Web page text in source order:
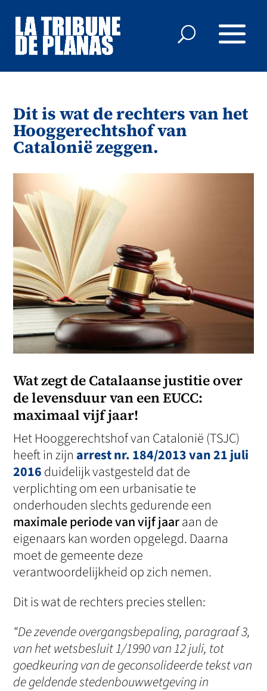
Dit is wat de rechters van het
Hooggerechtshof van
Catalonië zeggen.
Wat zegt de Catalaanse justitie over
de levensduur van een EUCC:
maximaal vijf jaar!
Het Hooggerechtshof van Catalonië (TSJC)
heeft in zijn arrest nr. 184/2013 van 21 juli
2016duidelijk vastgesteld dat de
verplichting om een urbanisatie te
onderhouden slechts gedurende een
maximale periode van vijf jaaraan de
eigenaars kan worden opgelegd. Daarna
moet de gemeente deze
verantwoordelijkheid op zich nemen.
Dit is wat de rechters precies stellen:
“De zevende overgangsbepaling, paragraaf 3,
van het wetsbesluit 1/1990 van 12 juli, tot
goedkeuring van de geconsolideerde tekst van
de geldende stedenbouwwetgeving in